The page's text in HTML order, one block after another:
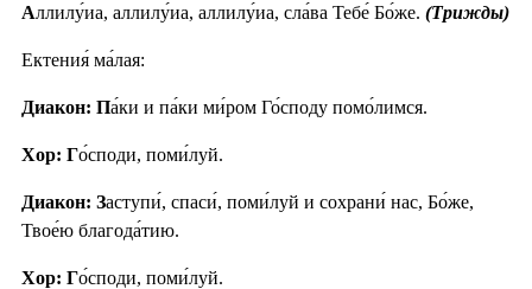
Аллилу́иа, аллилу́иа, аллилу́иа, сла́ва Тебе́ Бо́же. (Трижды)
Ектения́ ма́лая:
Диакон: Па́ки и па́ки ми́ром Го́споду помо́лимся.
Хор: Го́споди, поми́луй.
Диакон: Заступи́, спаси́, поми́луй и сохрани́ нас, Бо́же,
Твое́ю благода́тию.
Хор: Го́споди, поми́луй.